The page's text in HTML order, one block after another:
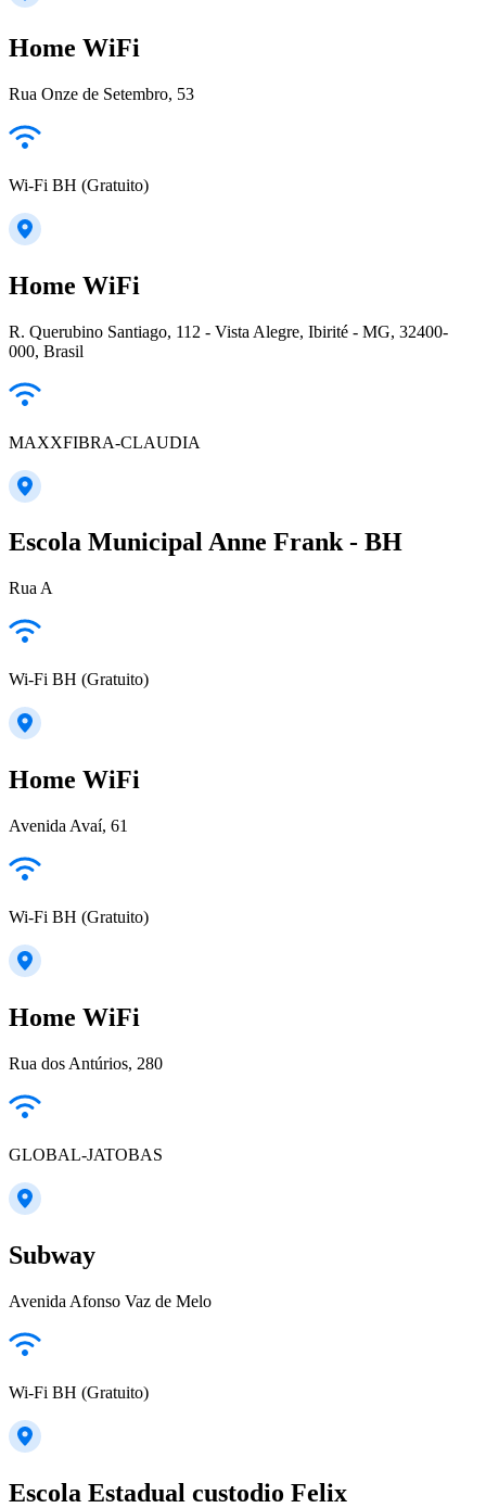
Home WiFi
Rua Onze de Setembro, 53
Wi-Fi BH (Gratuito)
Home WiFi
R. Querubino Santiago, 112 - Vista Alegre, Ibirité - MG, 32400-
000, Brasil
MAXXFIBRA-CLAUDIA
Escola Municipal Anne Frank - BH
Rua A
Wi-Fi BH (Gratuito)
Home WiFi
Avenida Avaí, 61
Wi-Fi BH (Gratuito)
Home WiFi
Rua dos Antúrios, 280
GLOBAL-JATOBAS
Subway
Avenida Afonso Vaz de Melo
Wi-Fi BH (Gratuito)
Escola Estadual custodio Felix